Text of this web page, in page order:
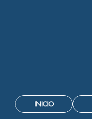
INICIO